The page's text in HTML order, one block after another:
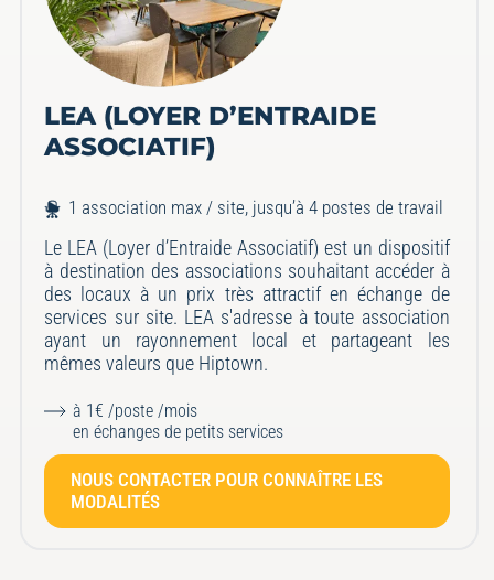
LEA (LOYER D’ENTRAIDE
ASSOCIATIF)
1 association max / site, jusqu’à 4 postes de travail
Le LEA (Loyer d’Entraide Associatif) est un dispositif
à destination des associations souhaitant accéder à
des locaux à un prix très attractif en échange de
services sur site. LEA s'adresse à toute association
ayant un rayonnement local et partageant les
mêmes valeurs que Hiptown.
à 1€ /poste /mois
en échanges de petits services
NOUS CONTACTER POUR CONNAÎTRE LES
MODALITÉS